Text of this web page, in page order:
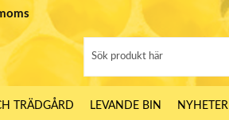
TRÄDGÅRD LEVANDE BIN NYHETER